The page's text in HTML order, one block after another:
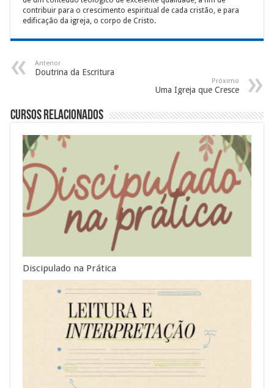
contribuir para o crescimento espiritual de cada cristão, e para
edificação da igreja, o corpo de Cristo.
Anterior
Doutrina da Escritura
Próximo
Uma Igreja que Cresce
Cursos Relacionados
Discipulado na Prática